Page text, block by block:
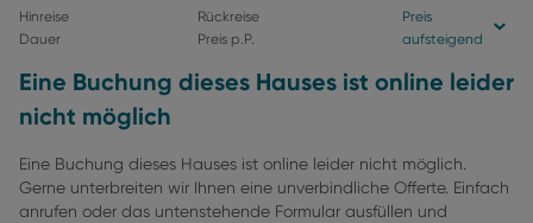
Hinreise
Rückreise
Dauer
Preis p.P.
Preis
aufsteigend
Eine Buchung dieses Hauses ist online leider
nicht möglich
Eine Buchung dieses Hauses ist online leider nicht möglich.
Gerne unterbreiten wir Ihnen eine unverbindliche Offerte. Einfach
anrufen oder das untenstehende Formular ausfüllen und